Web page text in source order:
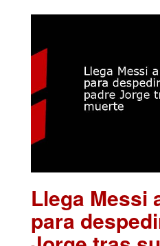
Llega Messi
para